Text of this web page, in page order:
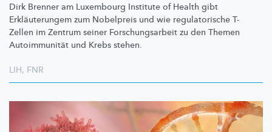
Dirk Brenner am Luxembourg Institute of Health gibt
Erkläuterungem zum Nobelpreis und wie regulatorische T-
Zellen im Zentrum seiner Forschungsarbeit zu den Themen
Autoimmunität und Krebs stehen.
LIH, FNR